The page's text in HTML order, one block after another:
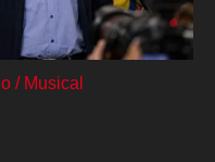
/ Musical